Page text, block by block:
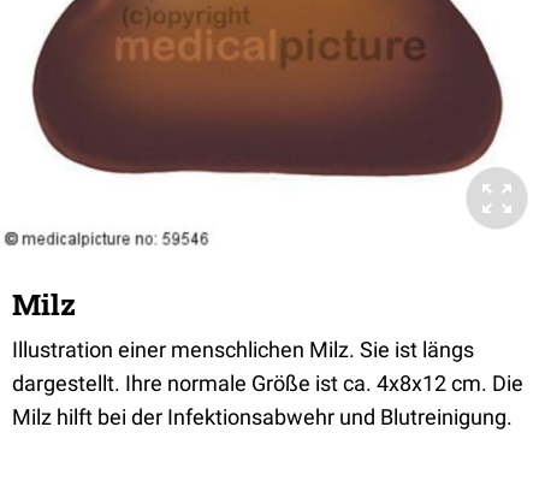
Milz
Illustration einer menschlichen Milz. Sie ist längs
dargestellt. Ihre normale Größe ist ca. 4x8x12 cm. Die
Milz hilft bei der Infektionsabwehr und Blutreinigung.